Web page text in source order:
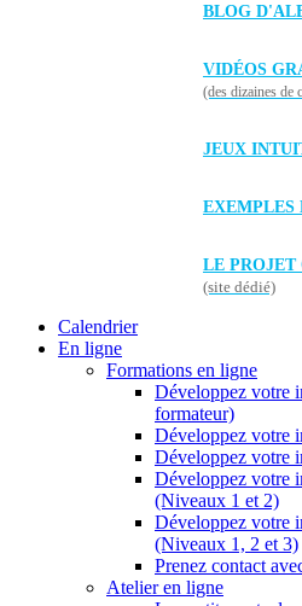
BLOG
VIDÉOS
(des dizaines de
JEUX
EXEMPLES
LE PROJET
(site dédié)
Calendrier
En ligne
Formations en ligne
Développez votre
formateur)
Développez votre
Développez votre
Développez votre
(Niveaux 1 et 2)
Développez votre
(Niveaux 1, 2 et 3)
Prenez contact
Atelier en ligne